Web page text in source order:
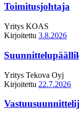
Toimitusjohtaja
Yritys KOAS
Kirjoitettu 3.8.2026
Yritys Tekova Oyj
Kirjoitettu 22.7.2026